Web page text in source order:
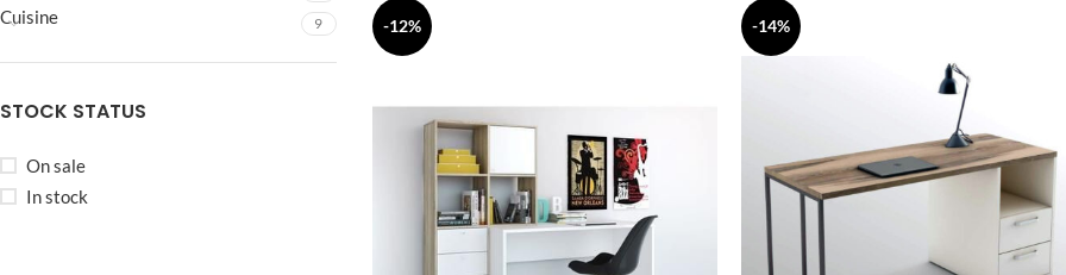
Cuisine 9
STOCK STATUS
On sale
In stock
-12% -14%